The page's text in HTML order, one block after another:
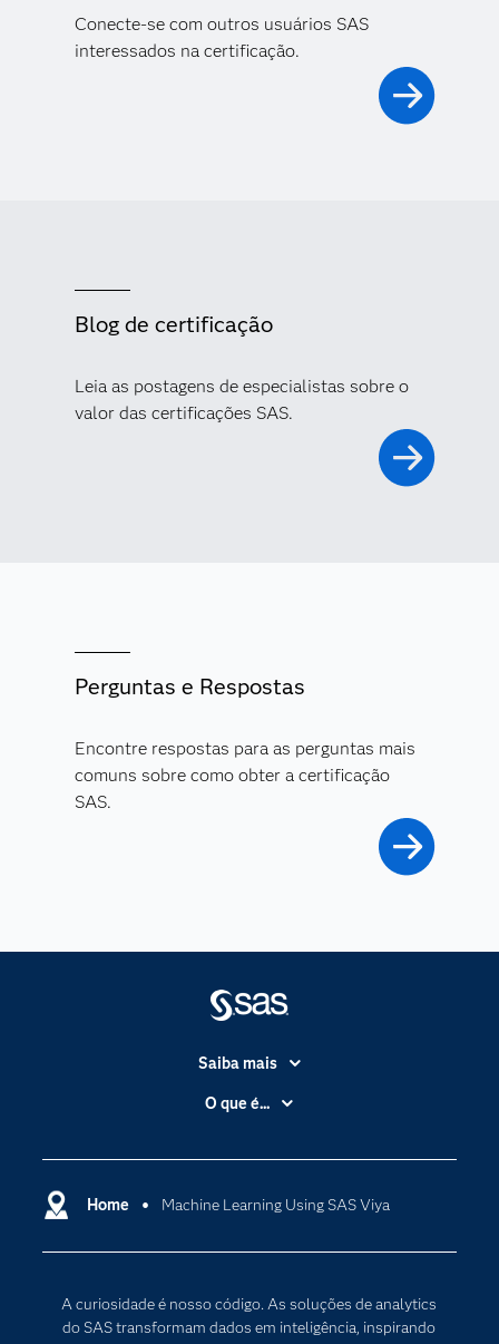
Conecte-se com outros usuários SAS
interessados na certificação.
Blog de certificação
Leia as postagens de especialistas sobre o
valor das certificações SAS.
Perguntas e Respostas
Encontre respostas para as perguntas mais
comuns sobre como obter a certificação
SAS.
Home Machine Learning Using SAS Viya
A curiosidade é nosso código. As soluções de analytics
do SAS transformam dados em inteligência, inspirando
Saiba mais
Acessibilidade
Carreiras
Certificação
Documentação
O que é...
Computação em nuvem
Transformação digital